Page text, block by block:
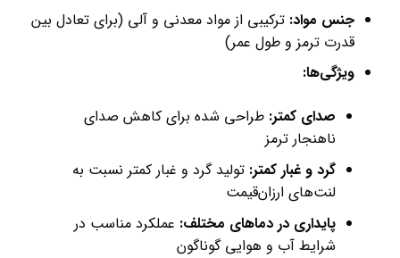
جنس مواد:ترکیبی از مواد معدنی و آلی (برای تعادل بین
قدرت ترمز و طول عمر)
ویژگی‌ها:
صدای کمتر:طراحی شده برای کاهش صدای
ناهنجار ترمز
گرد و غبار کمتر:تولید گرد و غبار کمتر نسبت به
لنت‌های ارزان‌قیمت
پایداری در دماهای مختلف:عملکرد مناسب در
شرایط آب و هوایی گوناگون